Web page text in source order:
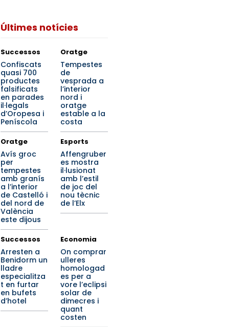
Últimes notícies
Successos
Confiscats
quasi 700
productes
falsificats
en parades
il·legals
d’Oropesa i
Peníscola
Oratge
Tempestes
de
vesprada a
l’interior
nord i
oratge
estable a la
costa
Oratge
Avís groc
per
tempestes
amb granís
a l’interior
de Castelló i
del nord de
València
este dijous
Esports
Affengruber
es mostra
il·lusionat
amb l’estil
de joc del
nou tècnic
de l’Elx
Successos
Arresten a
Benidorm un
lladre
especialitza
t en furtar
en bufets
d’hotel
Economia
On comprar
ulleres
homologad
es per a
vore l’eclipsi
solar de
dimecres i
quant
costen